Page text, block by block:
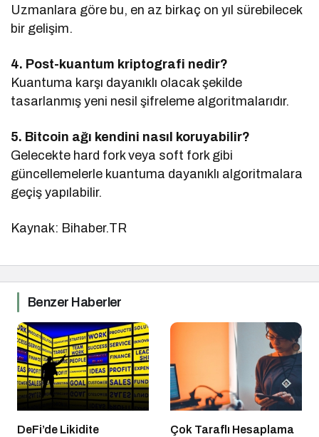
Uzmanlara göre bu, en az birkaç on yıl sürebilecek
bir gelişim.
4. Post-kuantum kriptografi nedir?
Kuantuma karşı dayanıklı olacak şekilde
tasarlanmış yeni nesil şifreleme algoritmalarıdır.
5. Bitcoin ağı kendini nasıl koruyabilir?
Gelecekte hard fork veya soft fork gibi
güncellemelerle kuantuma dayanıklı algoritmalara
geçiş yapılabilir.
Kaynak: Bihaber.TR
Benzer Haberler
DeFi’de Likidite
Çok Taraflı Hesaplama